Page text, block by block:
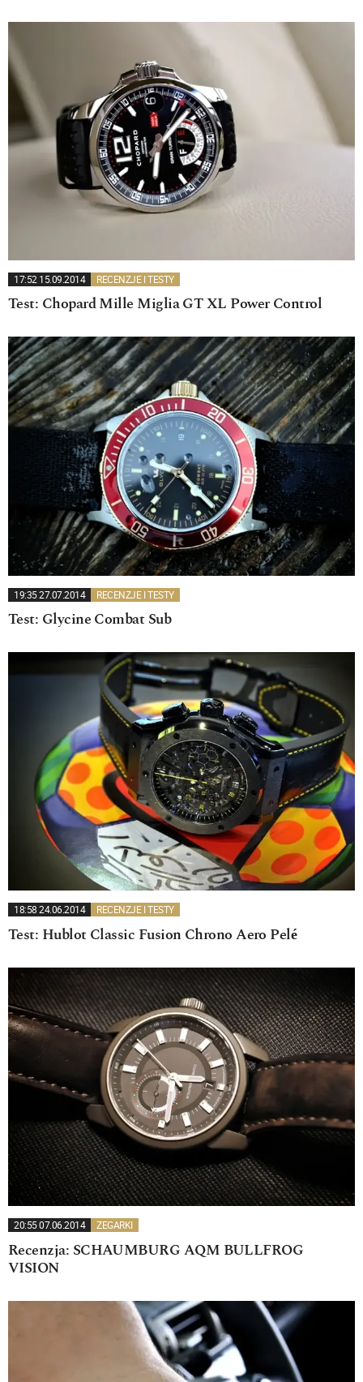
17:52 15.09.2014 RECENZJE I TESTY
Test: Chopard Mille Miglia GT XL Power Control
19:35 27.07.2014 RECENZJE I TESTY
Test: Glycine Combat Sub
18:58 24.06.2014 RECENZJE I TESTY
Test: Hublot Classic Fusion Chrono Aero Pelé
20:55 07.06.2014 ZEGARKI
Recenzja: SCHAUMBURG AQM BULLFROG
VISION